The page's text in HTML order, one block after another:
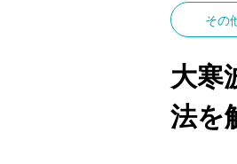
その
大寒
法を